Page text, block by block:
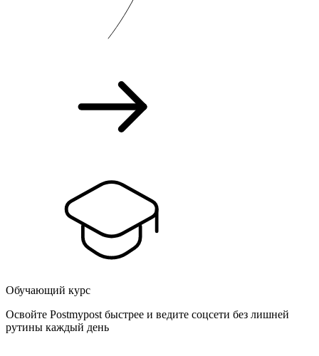
Обучающий курс
Освойте Postmypost быстрее и ведите соцсети без лишней
рутины каждый день